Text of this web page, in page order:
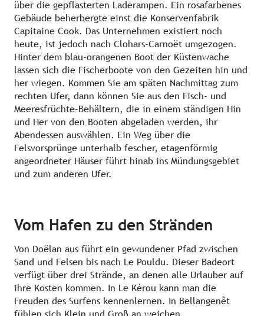
über die gepflasterten Laderampen. Ein rosafarbenes
Gebäude beherbergte einst die Konservenfabrik
Capitaine Cook. Das Unternehmen existiert noch
heute, ist jedoch nach Clohars-Carnoët umgezogen.
Hinter dem blau-orangenen Boot der Küstenwache
lassen sich die Fischerboote von den Gezeiten hin und
her wiegen. Kommen Sie am späten Nachmittag zum
rechten Ufer, dann können Sie aus den Fisch- und
Meeresfrüchte-Behältern, die in einem ständigen Hin
und Her von den Booten abgeladen werden, ihr
Abendessen auswählen. Ein Weg über die
Felsvorsprünge unterhalb fescher, etagenförmig
angeordneter Häuser führt hinab ins Mündungsgebiet
und zum anderen Ufer.
Vom Hafen zu den Stränden
Von Doëlan aus führt ein gewundener Pfad zwischen
Sand und Felsen bis nach Le Pouldu. Dieser Badeort
verfügt über drei Strände, an denen alle Urlauber auf
ihre Kosten kommen. In Le Kérou kann man die
Freuden des Surfens kennenlernen. In Bellangenêt